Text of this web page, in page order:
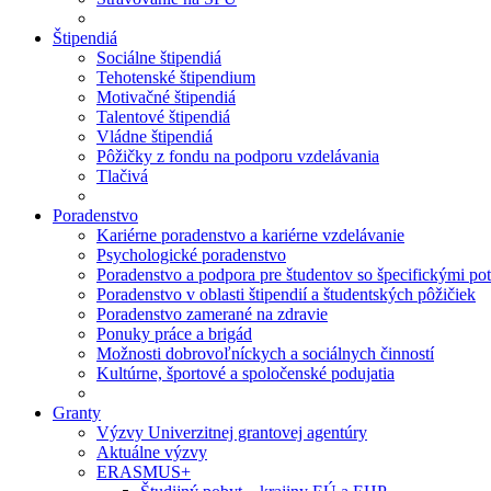
Štipendiá
Sociálne štipendiá
Tehotenské štipendium
Motivačné štipendiá
Talentové štipendiá
Vládne štipendiá
Pôžičky z fondu na podporu vzdelávania
Tlačivá
Poradenstvo
Kariérne poradenstvo a kariérne vzdelávanie
Psychologické poradenstvo
Poradenstvo a podpora pre študentov so špecifickými
Poradenstvo v oblasti štipendií a študentských pôžičiek
Poradenstvo zamerané na zdravie
Ponuky práce a brigád
Možnosti dobrovoľníckych a sociálnych činností
Kultúrne, športové a spoločenské podujatia
Granty
Výzvy Univerzitnej grantovej agentúry
Aktuálne výzvy
ERASMUS+